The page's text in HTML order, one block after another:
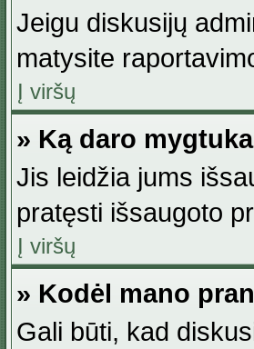
Jeigu diskusijų
matysite
Į viršų
» Ką daro
Jis leidžia jums
pratęsti išsaugoto
Į viršų
» Kodėl mano
Gali būti, kad